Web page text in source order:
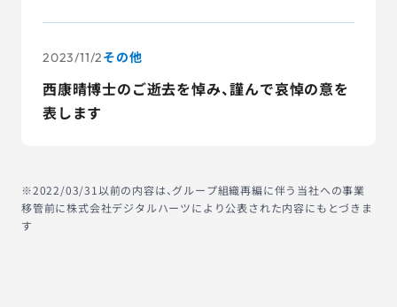
会社情報
サービスお問い合わせ専用番号
2023/11/2その他
西康晴博士のご逝去を悼み、謹んで哀悼の意を
表します
※2022/03/31以前の内容は、グループ組織再編に伴う当社への事業
移管前に株式会社デジタルハーツにより公表された内容にもとづきま
す